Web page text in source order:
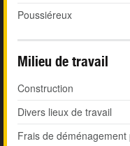
Poussiéreux
Milieu de travail
Construction
Divers lieux de travail
Frais de